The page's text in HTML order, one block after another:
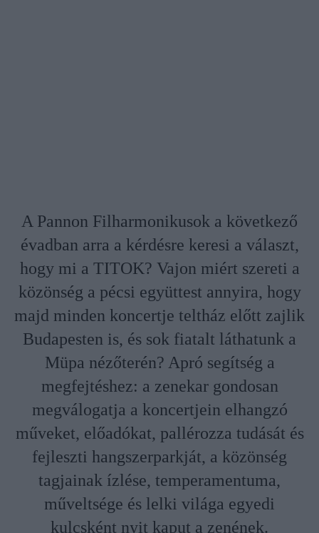
A Pannon Filharmonikusok a következő
évadban arra a kérdésre keresi a választ,
hogy mi a TITOK? Vajon miért szereti a
közönség a pécsi együttest annyira, hogy
majd minden koncertje teltház előtt zajlik
Budapesten is, és sok fiatalt láthatunk a
Müpa nézőterén? Apró segítség a
megfejtéshez: a zenekar gondosan
megválogatja a koncertjein elhangzó
műveket, előadókat, pallérozza tudását és
fejleszti hangszerparkját, a közönség
tagjainak ízlése, temperamentuma,
műveltsége és lelki világa egyedi
kulcsként nyit kaput a zenének.